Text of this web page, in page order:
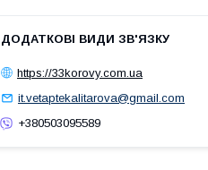
https://33korovy.com.ua
it.vetaptekalitarova@gmail.com
+380503095589